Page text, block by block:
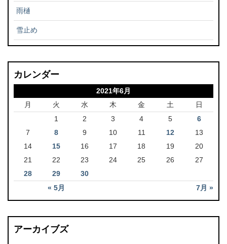
雨樋
雪止め
カレンダー
2021年6月
月
火 水 木 金 土 日
« 5月 7月 »
1 2 3 4 5
6
7
8 9 10 11 12
13
14
15 16 17 18 19
20
21
22 23 24 25 26
27
28
29 30
アーカイブズ